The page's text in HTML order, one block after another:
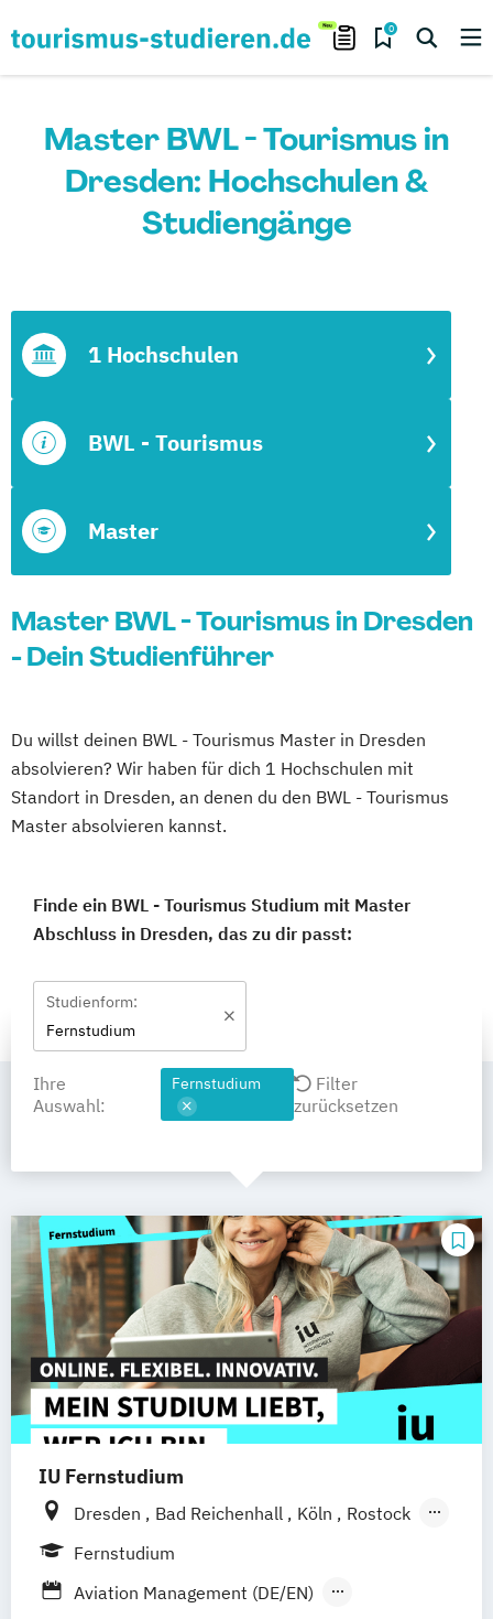
0
Master BWL - Tourismus in
Dresden: Hochschulen &
Studiengänge
Master
BWL - Tourismus
1 Hochschulen
Master BWL - Tourismus in Dresden
- Dein Studienführer
Du willst deinen BWL - Tourismus Master in Dresden
absolvieren? Wir haben für dich 1 Hochschulen mit
Standort in Dresden, an denen du den BWL - Tourismus
Master absolvieren kannst.
Finde ein BWL - Tourismus Studium mit Master
Abschluss in Dresden, das zu dir passt:
Studienform:
Fernstudium
Ihre
Auswahl:
Fernstudium
Filter
zurücksetzen
IU Fernstudium
Dresden Bad Reichenhall Köln
Rostock
Freiburg
Deggendorf Karlsruhe Kassel
Fernstudium
Aviation Management (DE/EN)